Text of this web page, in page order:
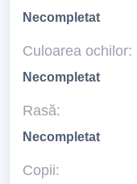
Necompletat
Culoarea ochilor:
Necompletat
Rasă:
Necompletat
Copii: